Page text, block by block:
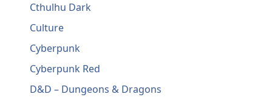
Cthulhu Dark
Culture
Cyberpunk
Cyberpunk Red
D&D – Dungeons & Dragons